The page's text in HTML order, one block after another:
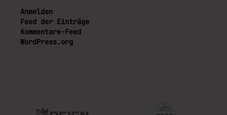
Anmelden
Feed der Einträge
Kommentare-Feed
WordPress.org